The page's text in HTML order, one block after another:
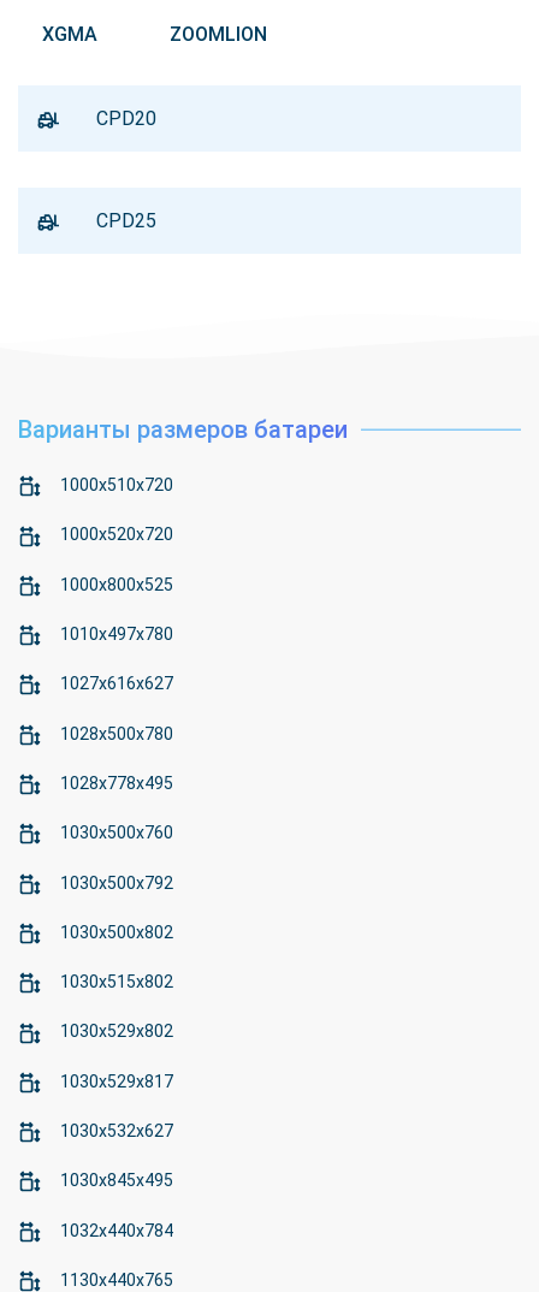
XGMA ZOOMLION
CPD20
CPD25
Варианты размеров батареи
1000x510x720
1000x520x720
1000x800x525
1010x497x780
1027x616x627
1028x500x780
1028x778x495
1030x500x760
1030x500x792
1030x500x802
1030x515x802
1030x529x802
1030x529x817
1030x532x627
1030x845x495
1032x440x784
1130x440x765